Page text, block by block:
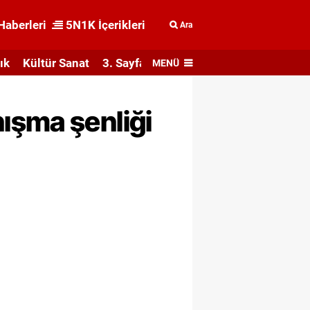
5N1K İçerikleri Ara
Kültür Sanat 3. Sayfa MENÜ
şenliği